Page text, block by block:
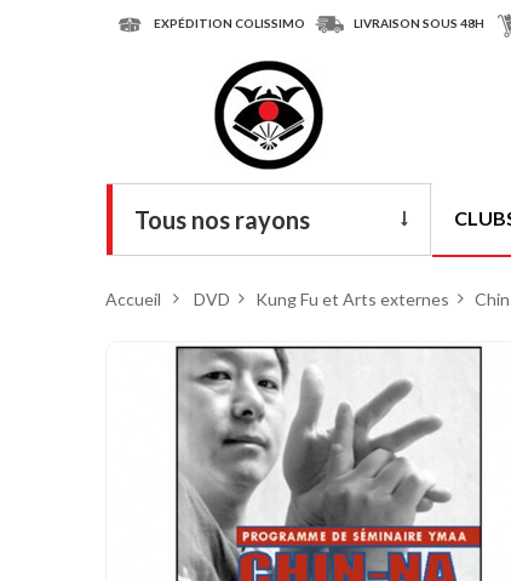
EXPÉDITION COLISSIMO LIVRAISON SOUS 48H
Tous nos rayons
Armes
Tenues
Chaussures
Protections
Cible de frappe
Accueil > DVD > Kung Fu et Arts externes >